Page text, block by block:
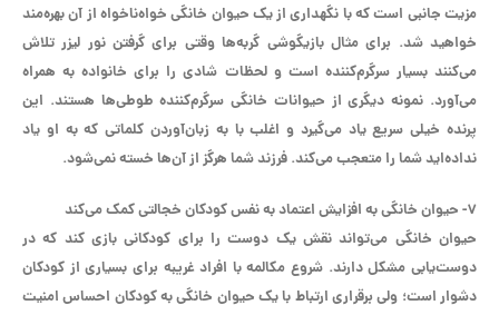
مزیت جانبی است که با نگهداری از یک حیوان خانگی خواه‌ناخواه از آن بهره‌مند
خواهید شد. برای مثال بازیگوشی گربه‌ها وقتی برای گرفتن نور لیزر تلاش
می‌کنند بسیار سرگرم‌کننده است و لحظات شادی را برای خانواده به همراه
می‌آورد. نمونه دیگری از حیوانات خانگی سرگرم‌کننده طوطی‌ها هستند. این
پرنده خیلی سریع یاد می‌گیرد و اغلب با به زبان‌آوردن کلماتی که به او یاد
نداده‌اید شما را متعجب می‌کند. فرزند شما هرگز از آن‌ها خسته نمی‌شود.
۷- حیوان خانگی به افزایش اعتماد به نفس کودکان خجالتی کمک می‌کند
حیوان خانگی می‌تواند نقش یک دوست را برای کودکانی بازی کند که در
دوست‌یابی مشکل دارند. شروع مکالمه با افراد غریبه برای بسیاری از کودکان
دشوار است؛ ولی برقراری ارتباط با یک حیوان خانگی به کودکان احساس امنیت